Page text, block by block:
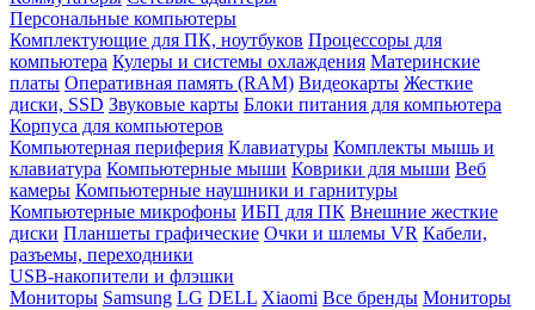
Персональные компьютеры
Комплектующие для ПК, ноутбуков Процессоры для
компьютера Кулеры и системы охлаждения Материнские
платы Оперативная память (RAM) Видеокарты Жесткие
диски, SSD Звуковые карты Блоки питания для компьютера
Корпуса для компьютеров
Компьютерная периферия Клавиатуры Комплекты мышь и
клавиатура Компьютерные мыши Коврики для мыши Веб
камеры Компьютерные наушники и гарнитуры
Компьютерные микрофоны ИБП для ПК Внешние жесткие
диски Планшеты графические Очки и шлемы VR Кабели,
разъемы, переходники
USB-накопители и флэшки
Мониторы Samsung LG DELL Xiaomi Все бренды Мониторы